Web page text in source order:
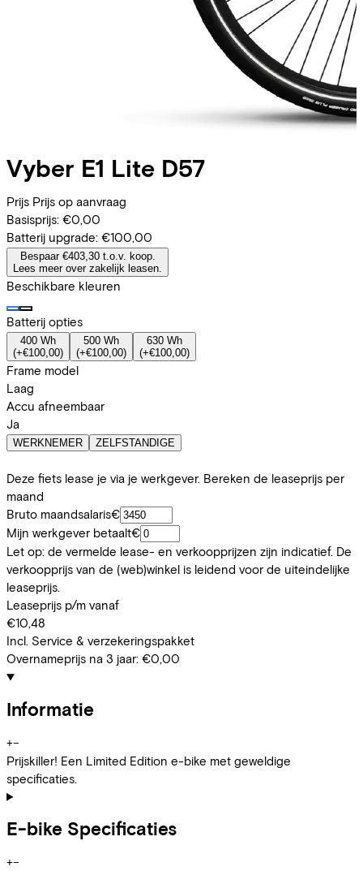
Vyber E1 Lite D57
Prijs Prijs op aanvraag
Basisprijs: €0,00
Batterij upgrade: €100,00
Bespaar €403,30 t.o.v. koop.
Lees meer over zakelijk leasen.
Beschikbare kleuren
Batterij opties
400 Wh
(+€100,00)
500 Wh
(+€100,00)
630 Wh
(+€100,00)
Frame model
Laag
Accu afneembaar
Ja
WERKNEMER ZELFSTANDIGE
Deze fiets lease je via je werkgever. Bereken de leaseprijs per
maand
Bruto maandsalaris€
Mijn werkgever betaalt€
Let op: de vermelde lease- en verkoopprijzen zijn indicatief. De
verkoopprijs van de (web)winkel is leidend voor de uiteindelijke
leaseprijs.
Leaseprijs p/m vanaf
€10,48
Incl. Service & verzekeringspakket
Overnameprijs na 3 jaar: €0,00
Informatie
+−
Prijskiller! Een Limited Edition e-bike met geweldige
specificaties.
E-bike Specificaties
+−